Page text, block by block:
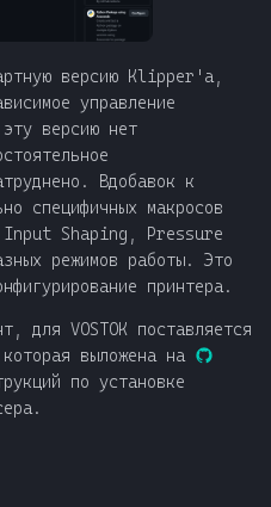
версию Klipper'а,
управление
версию нет
Вдобавок к
специфичных макросов
Input Shaping, Pressure
режимов работы. Это
принтера.
для VOSTOK поставляется
выложена на
по установке